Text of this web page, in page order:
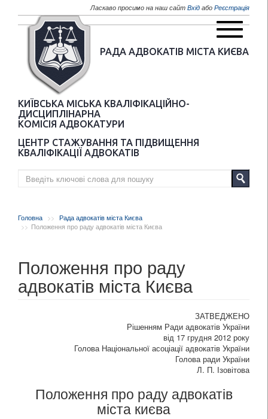
Перейти до основного матеріалуЛаскаво просимо на наш сайт Вхід або Реєстрація
РАДА АДВОКАТІВ МІСТА КИЄВА
КИЇВСЬКА МІСЬКА КВАЛІФІКАЦІЙНО-
ДИСЦИПЛІНАРНА
КОМІСІЯ АДВОКАТУРИ
ЦЕНТР СТАЖУВАННЯ ТА ПІДВИЩЕННЯ
КВАЛІФІКАЦІЇ АДВОКАТІВ
Головна
Рада адвокатів міста Києва
Положення про раду адвокатів міста Києва
Положення про раду
адвокатів міста Києва
ЗАТВЕДЖЕНО
Рішенням Ради адвокатів України
від 17 грудня 2012 року
Голова Національної асоціації адвокатів України
Голова ради України
Л. П. Ізовітова
Положення про раду адвокатів
міста києва